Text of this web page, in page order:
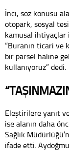
İnci, söz konusu
otopark, sosyal
kamusal ihtiyaçlar
“Buranın ticari ve
bir parsel haline
kullanıyoruz” dedi.
Eleştirilere yanıt
ise alanın daha
Sağlık
ifade etti.